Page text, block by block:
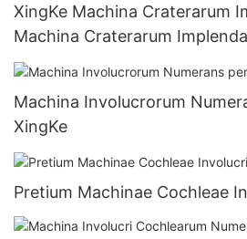
XingKe Machina Craterarum
Machina Craterarum
Negotiis
Machina Involucrorum
XingKe
Pretium Machinae Cochleae